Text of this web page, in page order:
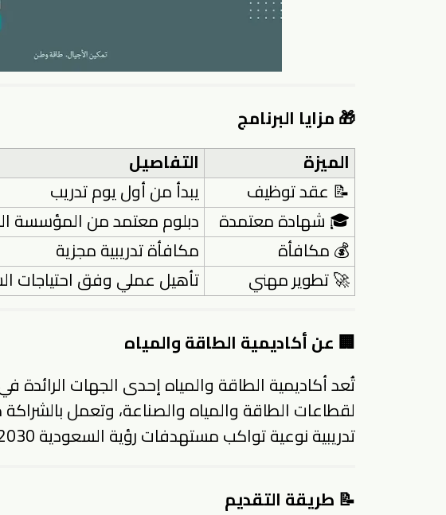
🎁 مزايا البرنامج
الميزة
التفاصيل
📝 عقد توظيف
يبدأ من أول يوم تدريب
🎓 شهادة معتمدة
دبلوم معتمد من المؤسسة
💰 مكافأة
مكافأة تدريبية مجزية
🚀 تطوير مهني
تأهيل عملي وفق احتياجات
🏢 عن أكاديمية الطاقة والمياه
تُعد أكاديمية الطاقة والمياه إحدى الجهات الرائدة
لقطاعات الطاقة والمياه والصناعة، وتعمل
تدريبية نوعية تواكب مستهدفات رؤية السعودية 2030 في التوطين والتنمية المستدامة.
📝 طريقة التقديم